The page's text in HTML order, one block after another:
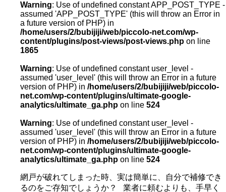
Warning: Use of undefined constant APP_POST_TYPE -
assumed 'APP_POST_TYPE' (this will throw an Error in
a future version of PHP) in
/home/users/2/bubijiji/web/piccolo-net.com/wp-
content/plugins/post-views/post-views.php on line
1865
Warning: Use of undefined constant user_level -
assumed 'user_level' (this will throw an Error in a future
version of PHP) in /home/users/2/bubijiji/web/piccolo-
net.com/wp-content/plugins/ultimate-google-
analytics/ultimate_ga.php on line 524
Warning: Use of undefined constant user_level -
assumed 'user_level' (this will throw an Error in a future
version of PHP) in /home/users/2/bubijiji/web/piccolo-
net.com/wp-content/plugins/ultimate-google-
analytics/ultimate_ga.php on line 524
網戸が破れてしまった時、実は簡単に、自分で補修でき
るのをご存知でしょうか？ 業者に頼むよりも、手早く